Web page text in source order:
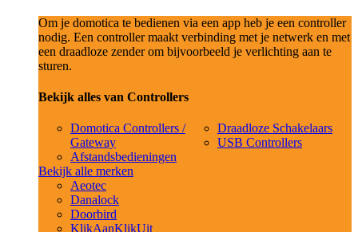
Om je domotica te bedienen via een app heb je een controller
nodig. Een controller maakt verbinding met je netwerk en met
een draadloze zender om bijvoorbeeld je verlichting aan te
sturen.
Bekijk alles van Controllers
Domotica Controllers /
Gateway
Afstandsbedieningen
Draadloze Schakelaars
USB Controllers
Bekijk alle merken
Aeotec
Danalock
Doorbird
KlikAanKlikUit